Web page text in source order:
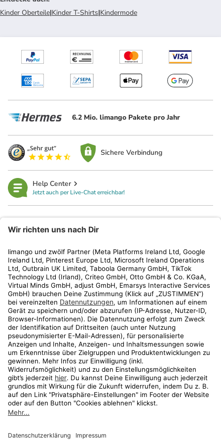
Kinder Oberteile|Kinder T-Shirts|Kindermode
6.2 Mio. limango Pakete pro Jahr
Sichere Verbindung
Help Center
Jetzt auch per Live-Chat erreichbar!
Kundenservice
Shop
Aktionen
Travel